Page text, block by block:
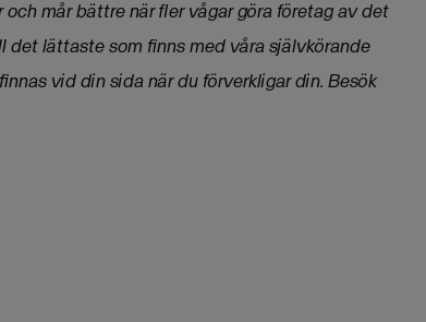
mår bättre närfler vågar göra företag av det
det lättaste som finns med våra självkörande
vid din sida när du förverkligar din. Besök